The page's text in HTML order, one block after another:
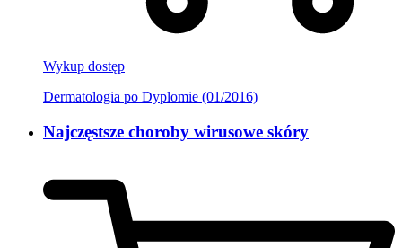
Wykup dostęp
Dermatologia po Dyplomie (01/2016)
Najczęstsze choroby wirusowe skóry